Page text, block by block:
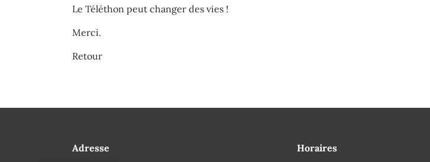
Le Téléthon peut changer des vies !
Merci.
Retour
Adresse
Horaires